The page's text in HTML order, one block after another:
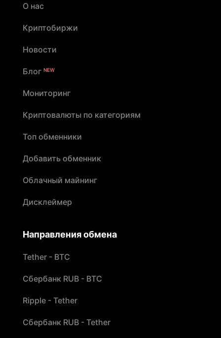
О нас
Криптобиржи
Новости
Блог NEW
Мониторинг
Криптовалюты по категориям
Топ обменники
Добавить обменник
Облачный майнинг
Дисклеймер
Направления обмена
Tether - BTC
Сбербанк RUB - BTC
Ripple - Tether
Сбербанк RUB - Tether